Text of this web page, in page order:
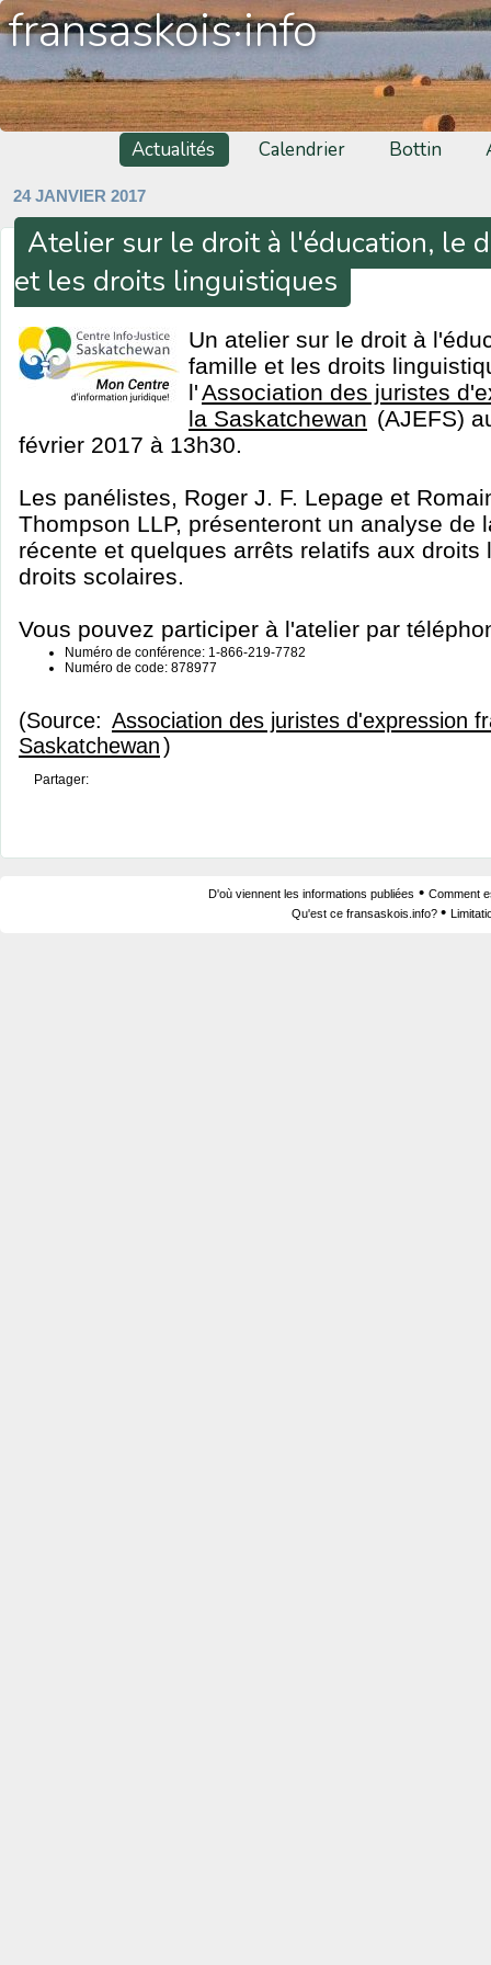
fransaskois·info
Actualités Calendrier Bottin
24 JANVIER 2017
Atelier sur le droit à l'éducation, le
et les droits linguistiques
Un atelier sur le droit à
famille et les droits
l'Association des juristes
la Saskatchewan (AJEFS)
février 2017 à 13h30.
Les panélistes, Roger J. F. Lepage et
Thompson LLP, présenteront un analyse de
récente et quelques arrêts relatifs aux droits
droits scolaires.
Vous pouvez participer à l'atelier par
Numéro de conférence: 1-866-219-7782
Numéro de code: 878977
(Source: Association des juristes d'expression
Saskatchewan)
Partager:
D'où viennent les informations publiées • Comment
Qu'est ce fransaskois.info? •